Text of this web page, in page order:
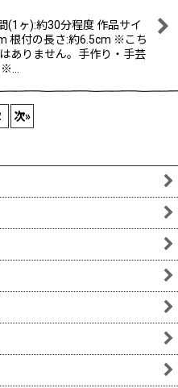
(1ヶ):約30分程度 作品サイ
根付の長さ:約6.5cm ※こち
ありません。手作り・手芸
次»